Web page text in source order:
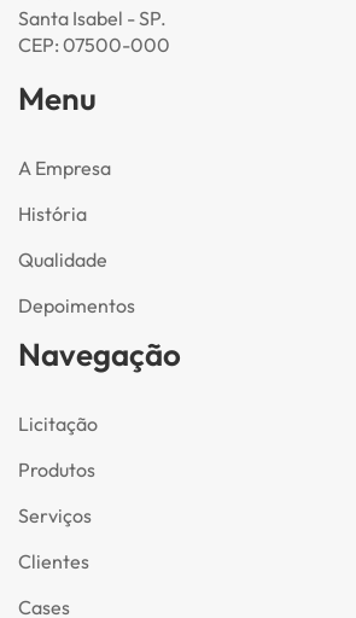
Santa Isabel - SP.
CEP: 07500-000
Menu
A Empresa
História
Qualidade
Depoimentos
Navegação
Licitação
Produtos
Serviços
Clientes
Cases